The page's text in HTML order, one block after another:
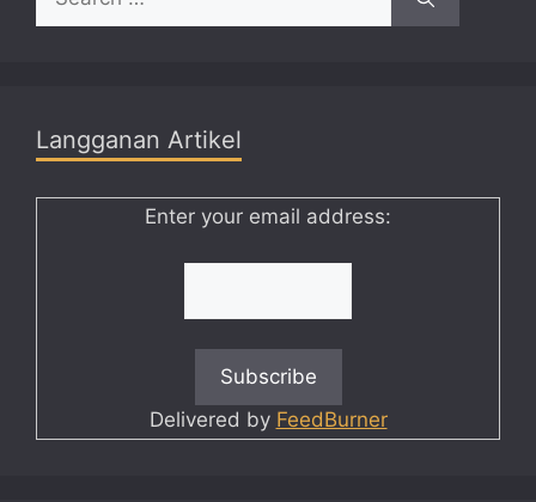
for:
Langganan Artikel
Enter your email address:
Delivered by FeedBurner